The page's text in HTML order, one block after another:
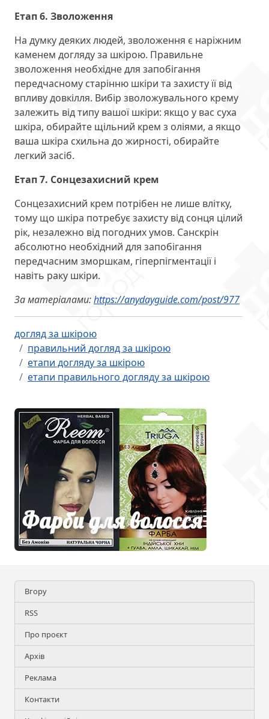
Етап 6. Зволоження
На думку деяких людей, зволоження є наріжним
каменем догляду за шкірою. Правильне
зволоження необхідне для запобігання
передчасному старінню шкіри та захисту її від
впливу довкілля. Вибір зволожувального крему
залежить від типу вашої шкіри: якщо у вас суха
шкіра, обирайте щільний крем з оліями, а якщо
ваша шкіра схильна до жирності, обирайте
легкий засіб.
Етап 7. Сонцезахисний крем
Сонцезахисний крем потрібен не лише влітку,
тому що шкіра потребує захисту від сонця цілий
рік, незалежно від погодних умов. Санскрін
абсолютно необхідний для запобігання
передчасним зморшкам, гіперпігментації і
навіть раку шкіри.
За матеріалами:https://anydayguide.com/post/977
догляд за шкірою
правильний догляд за шкірою
етапи догляду за шкірою
етапи правильного догляду за шкірою
Вгору
RSS
Про проєкт
Архів
Реклама
Контакти